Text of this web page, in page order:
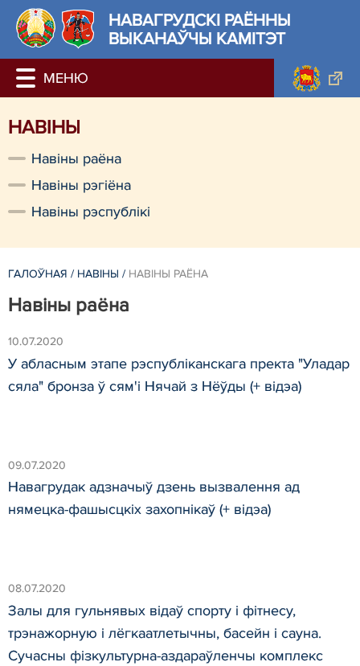
НАВАГРУДСКІ РАЁННЫ
ВЫКАНАЎЧЫ КАМІТЭТ
НАВIНЫ
Навiны раёна
Навiны рэгiёна
Навiны рэспублiкi
ГАЛОЎНАЯ / НАВIНЫ / НАВIНЫ РАЁНА
Навiны раёна
10.07.2020
У абласным этапе рэспубліканскага пректа "Уладар
сяла" бронза ў сям'і Нячай з Нёўды (+ відэа)
09.07.2020
Навагрудак адзначыў дзень вызвалення ад
нямецка-фашысцкіх захопнікаў (+ відэа)
08.07.2020
Залы для гульнявых відаў спорту і фітнесу,
трэнажорную і лёгкаатлетычны, басейн і сауна.
Сучасны фізкультурна-аздараўленчы комплекс